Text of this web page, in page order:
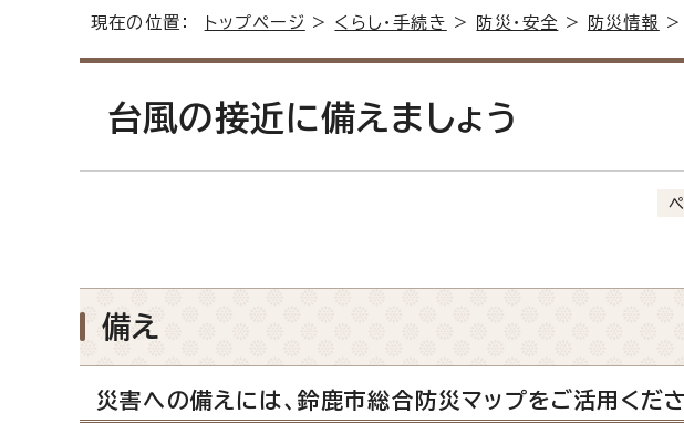
現在の位置： トップページ > くらし・手続き > 防災・安全 > 防災情報 >
台風の接近に備えましょう
備え
災害への備えには、鈴鹿市総合防災マップをご活用くださ